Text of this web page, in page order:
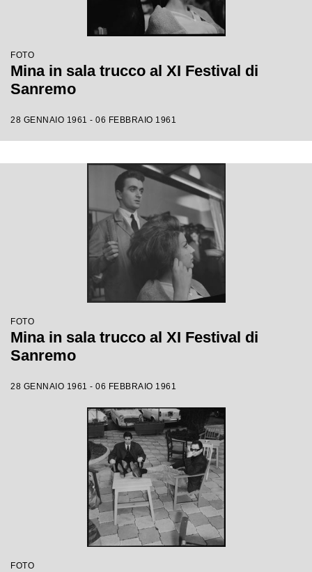
FOTO
Mina in sala trucco al XI Festival di
Sanremo
28 GENNAIO 1961 - 06 FEBBRAIO 1961
FOTO
Mina in sala trucco al XI Festival di
Sanremo
28 GENNAIO 1961 - 06 FEBBRAIO 1961
FOTO